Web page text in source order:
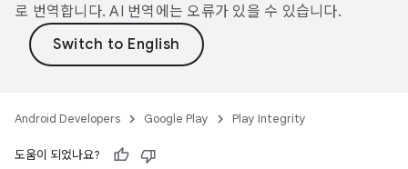
로 번역합니다. AI 번역에는 오류가 있을 수 있습니다.
Android Developers Google Play Play Integrity
도움이 되었나요?